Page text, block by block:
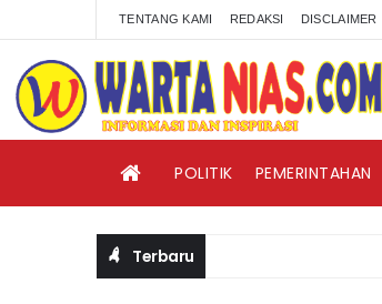
TENTANG KAMI REDAKSI DISCLAIMER
POLITIK PEMERINTAHAN
Terbaru